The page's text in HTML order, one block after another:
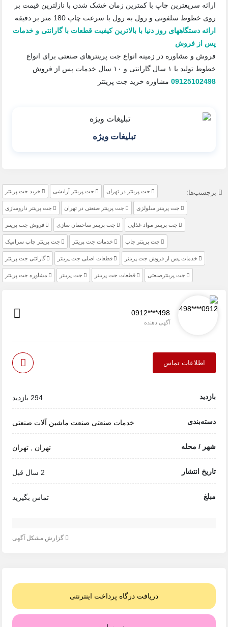
ارائه سریعترین چاپ با کمترین زمان خشک شدن با نازلترین قیمت بر
روی خطوط سلفونی و رول به رول با سرعت چاپ 180 متر بر دقیقه
ارائه دستگاههای روز دنیا با بالاترین کیفیت قطعات با گارانتی و خدمات
پس از فروش
فروش و مشاوره در زمینه انواع جت پرینترهای صنعتی برای انواع
خطوط تولید با ۱ سال گارانتی و ۱۰ سال خدمات پس از فروش
09125102498 مشاوره خرید جت پرینتر
تبلیغات ویژه
برچسب‌ها: جت پرینتر در تهران جت پرینتر آرایشی خرید جت پرینتر
جت پرینتر سلولزی جت پرینتر صنعتی در تهران جت پرینتر داروسازی
جت پرینتر مواد غذایی جت پرینتر ساختمان سازی فروش جت پرینتر
جت پرینتر چاپ خدمات جت پرینتر جت پرینتر چاپ سرامیک
خدمات پس از فروش جت پرینتر قطعات اصلی جت پرینتر گارانتی جت پرینتر
جت پرینترصنعتی قطعات جت پرینتر جت پرینتر مشاوره جت پرینتر
0912****498
آگهی دهنده
اطلاعات تماس
بازدید 294 بازدید
دسته‌بندی خدمات صنعتی صنعت ماشین آلات صنعتی
شهر / محله تهران تهران
تاریخ انتشار 2 سال قبل
مبلغ تماس بگیرید
گزارش مشکل آگهی
دریافت درگاه پرداخت اینترنتی